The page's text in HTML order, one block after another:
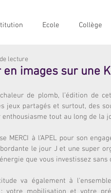
Ecole Collège
en images sur une
lecture
de plomb, l’édition de
jeux partagés et surtout, des
tout au long de la
MERCI à l'APEL pour son
le jour J et une super
que vous investissez
va également à